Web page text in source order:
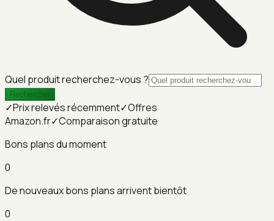
Quel produit recherchez-vous ?
Rechercher
✓Prix relevés récemment✓Offres
Amazon.fr✓Comparaison gratuite
Bons plans du moment
0
De nouveaux bons plans arrivent bientôt
0